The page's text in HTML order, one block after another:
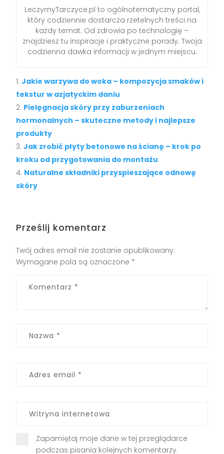
LeczymyTarczyce.pl to ogólnotematyczny portal,
który codziennie dostarcza rzetelnych treści na
każdy temat. Od zdrowia po technologię –
znajdziesz tu inspiracje i praktyczne porady. Twoja
codzienna dawka informacji w jednym miejscu.
Jakie warzywa do woka – kompozycja smaków i
tekstur w azjatyckim daniu
Pielęgnacja skóry przy zaburzeniach
hormonalnych – skuteczne metody i najlepsze
produkty
Jak zrobić płyty betonowe na ścianę – krok po
kroku od przygotowania do montażu
Naturalne składniki przyspieszające odnowę
skóry
Prześlij komentarz
Twój adres email nie zostanie opublikowany.
Wymagane pola są oznaczone *
Zapamiętaj moje dane w tej przeglądarce
podczas pisania kolejnych komentarzy.